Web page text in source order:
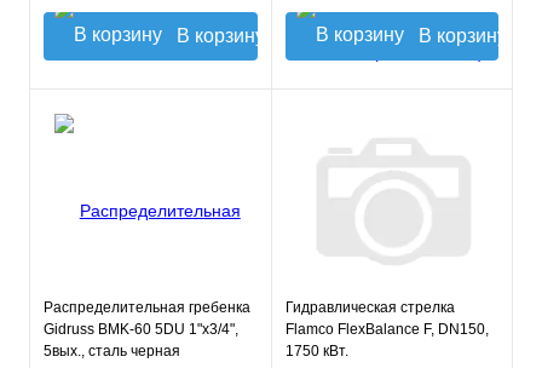
В корзину В корзину
Распределительная гребенка
Gidruss BMK-60 5DU 1"х3/4",
5вых., сталь черная
Гидравлическая стрелка
Flamco FlexBalance F, DN150,
1750 кВт.